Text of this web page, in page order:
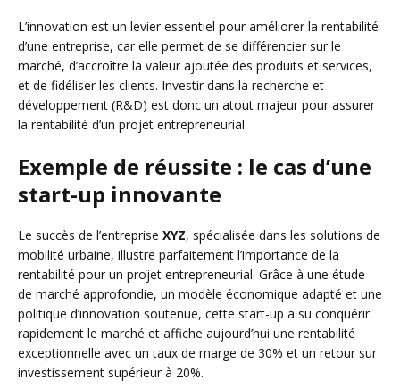
L’innovation est un levier essentiel pour améliorer la rentabilité
d’une entreprise, car elle permet de se différencier sur le
marché, d’accroître la valeur ajoutée des produits et services,
et de fidéliser les clients. Investir dans la recherche et
développement (R&D) est donc un atout majeur pour assurer
la rentabilité d’un projet entrepreneurial.
Exemple de réussite : le cas d’une
start-up innovante
Le succès de l’entreprise XYZ, spécialisée dans les solutions de
mobilité urbaine, illustre parfaitement l’importance de la
rentabilité pour un projet entrepreneurial. Grâce à une étude
de marché approfondie, un modèle économique adapté et une
politique d’innovation soutenue, cette start-up a su conquérir
rapidement le marché et affiche aujourd’hui une rentabilité
exceptionnelle avec un taux de marge de 30% et un retour sur
investissement supérieur à 20%.